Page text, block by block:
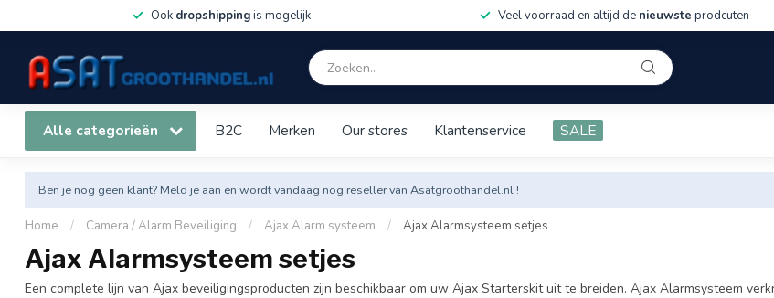
Ook dropshippingis mogelijk Veel voorraad en altijd de nieuwste prodcuten
Alle categorieën B2C Merken Our stores Klantenservice SALE
Ben je nog geen klant? Meld je aan en wordt vandaag nog reseller van Asatgroothandel.nl !
Home / Camera / Alarm Beveiliging / Ajax Alarm systeem / Ajax Alarmsysteem setjes
Ajax Alarmsysteem setjes
Een complete lijn van Ajax beveiligingsproducten zijn beschikbaar om uw Ajax Starterskit uit te breiden. Ajax Alarmsysteem